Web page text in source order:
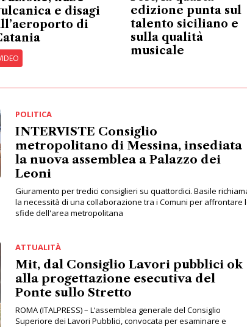
POLITICA
INTERVISTE Consiglio
Leoni
Giuramento per tredici consiglieri su quattordici. Basile richiama
la necessità di una collaborazione tra i Comuni per affrontare le
sfide dell'area metropolitana
Mit, dal Consiglio Lavori pubblici ok
alla progettazione esecutiva del
ROMA (ITALPRESS) – L‘assemblea generale del Consiglio
Superiore dei Lavori Pubblici, convocata per esaminare e
discutere del Collegamento stabile tra la Sicilia e la Calabria ha
dato il via libera all’unanimità alla successiva fase della
progettazione esecutiva. Così una nota del MIT. – foto IPA